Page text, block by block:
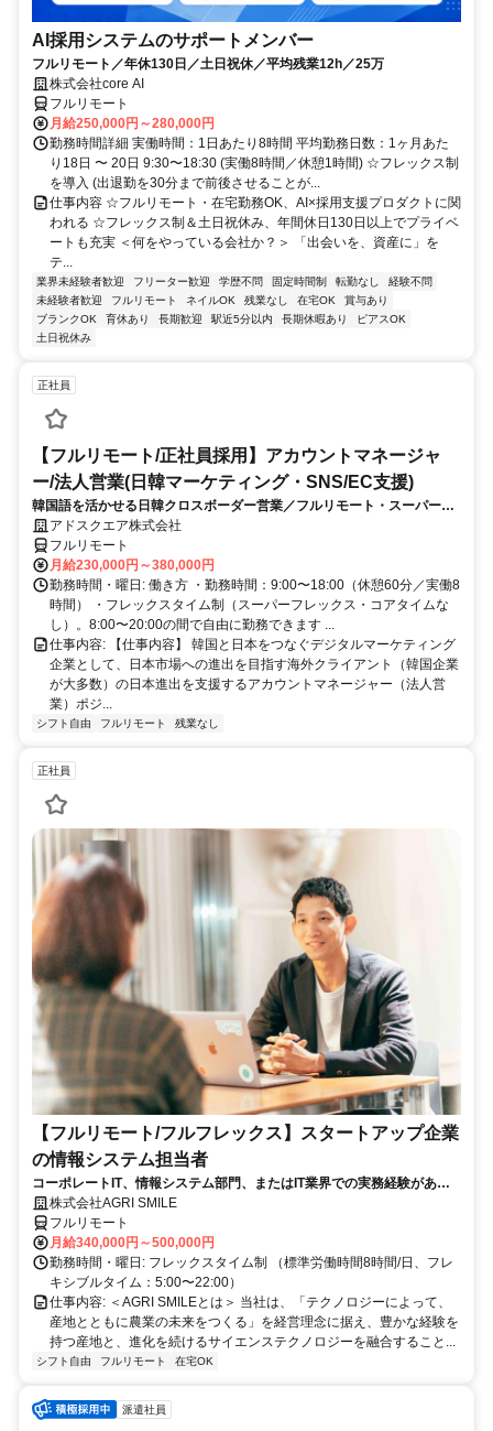
AI採用システムのサポートメンバー
フルリモート／年休130日／土日祝休／平均残業12h／25万
株式会社core AI
フルリモート
月給250,000円～280,000円
勤務時間詳細 実働時間：1日あたり8時間 平均勤務日数：1ヶ月あた
り18日 〜 20日 9:30〜18:30 (実働8時間／休憩1時間) ☆フレックス制
を導入 (出退勤を30分まで前後させることが...
仕事内容 ☆フルリモート・在宅勤務OK、AI×採用支援プロダクトに関
われる ☆フレックス制＆土日祝休み、年間休日130日以上でプライベ
ートも充実 ＜何をやっている会社か？＞ 「出会いを、資産に」を
テ...
業界未経験者歓迎 フリーター歓迎 学歴不問 固定時間制 転勤なし
経験不問
未経験者歓迎
フルリモート ネイルOK 残業なし 在宅OK
賞与あり
ブランクOK
育休あり 長期歓迎 駅近5分以内 長期休暇あり
ピアスOK
土日祝休み
正社員
【フルリモート/正社員採用】アカウントマネージャ
ー/法人営業(日韓マーケティング・SNS/EC支援)
韓国語を活かせる日韓クロスボーダー営業／フルリモート・スーパーフ
レックス
アドスクエア株式会社
フルリモート
月給230,000円～380,000円
勤務時間・曜日: 働き方 ・勤務時間：9:00〜18:00（休憩60分／実働8
時間） ・フレックスタイム制（スーパーフレックス・コアタイムな
し）。8:00〜20:00の間で自由に勤務できます ...
仕事内容: 【仕事内容】 韓国と日本をつなぐデジタルマーケティング
企業として、日本市場への進出を目指す海外クライアント（韓国企業
が大多数）の日本進出を支援するアカウントマネージャー（法人営
業）ポジ...
シフト自由 フルリモート 残業なし
正社員
【フルリモート/フルフレックス】スタートアップ企業
の情報システム担当者
コーポレートIT、情報システム部門、またはIT業界での実務経験がある
方、大歓迎！
株式会社AGRI SMILE
フルリモート
月給340,000円～500,000円
勤務時間・曜日: フレックスタイム制 （標準労働時間8時間/日、フレ
キシブルタイム：5:00〜22:00）
仕事内容: ＜AGRI SMILEとは＞ 当社は、「テクノロジーによって、
産地とともに農業の未来をつくる」を経営理念に据え、豊かな経験を
持つ産地と、進化を続けるサイエンステクノロジーを融合すること...
シフト自由 フルリモート 在宅OK
派遣社員